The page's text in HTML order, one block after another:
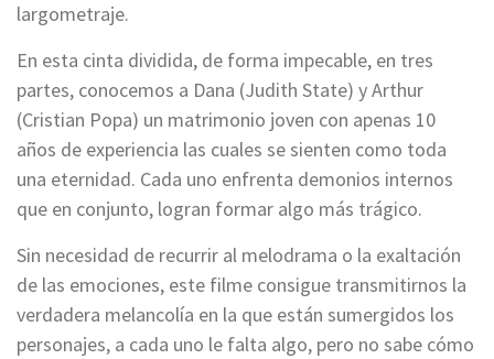
largometraje.
En esta cinta dividida, de forma impecable, en tres
partes, conocemos a Dana (Judith State) y Arthur
(Cristian Popa) un matrimonio joven con apenas 10
años de experiencia las cuales se sienten como toda
una eternidad. Cada uno enfrenta demonios internos
que en conjunto, logran formar algo más trágico.
Sin necesidad de recurrir al melodrama o la exaltación
de las emociones, este filme consigue transmitirnos la
verdadera melancolía en la que están sumergidos los
personajes, a cada uno le falta algo, pero no sabe cómo